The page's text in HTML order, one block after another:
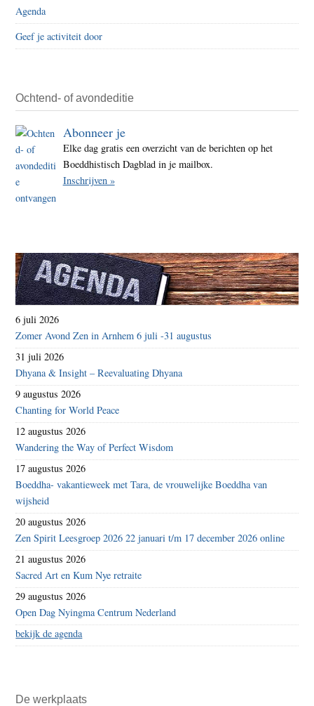
Agenda
Geef je activiteit door
Ochtend- of avondeditie
Abonneer je
Elke dag gratis een overzicht van de berichten op het
Boeddhistisch Dagblad in je mailbox.
Inschrijven »
6 juli 2026
Zomer Avond Zen in Arnhem 6 juli -31 augustus
31 juli 2026
Dhyana & Insight – Reevaluating Dhyana
9 augustus 2026
Chanting for World Peace
12 augustus 2026
Wandering the Way of Perfect Wisdom
17 augustus 2026
Boeddha- vakantieweek met Tara, de vrouwelijke Boeddha van
wijsheid
20 augustus 2026
Zen Spirit Leesgroep 2026 22 januari t/m 17 december 2026 online
21 augustus 2026
Sacred Art en Kum Nye retraite
29 augustus 2026
Open Dag Nyingma Centrum Nederland
bekijk de agenda
De werkplaats